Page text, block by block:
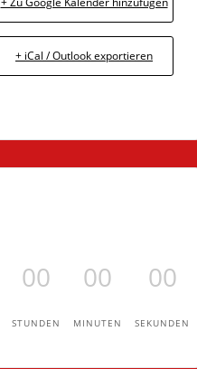
+ iCal / Outlook exportieren
00
STUNDEN
00
MINUTEN
00
SEKUNDEN